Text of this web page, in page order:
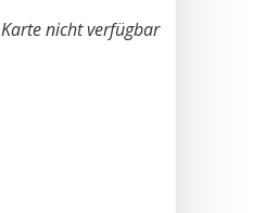
Karte nicht verfügbar